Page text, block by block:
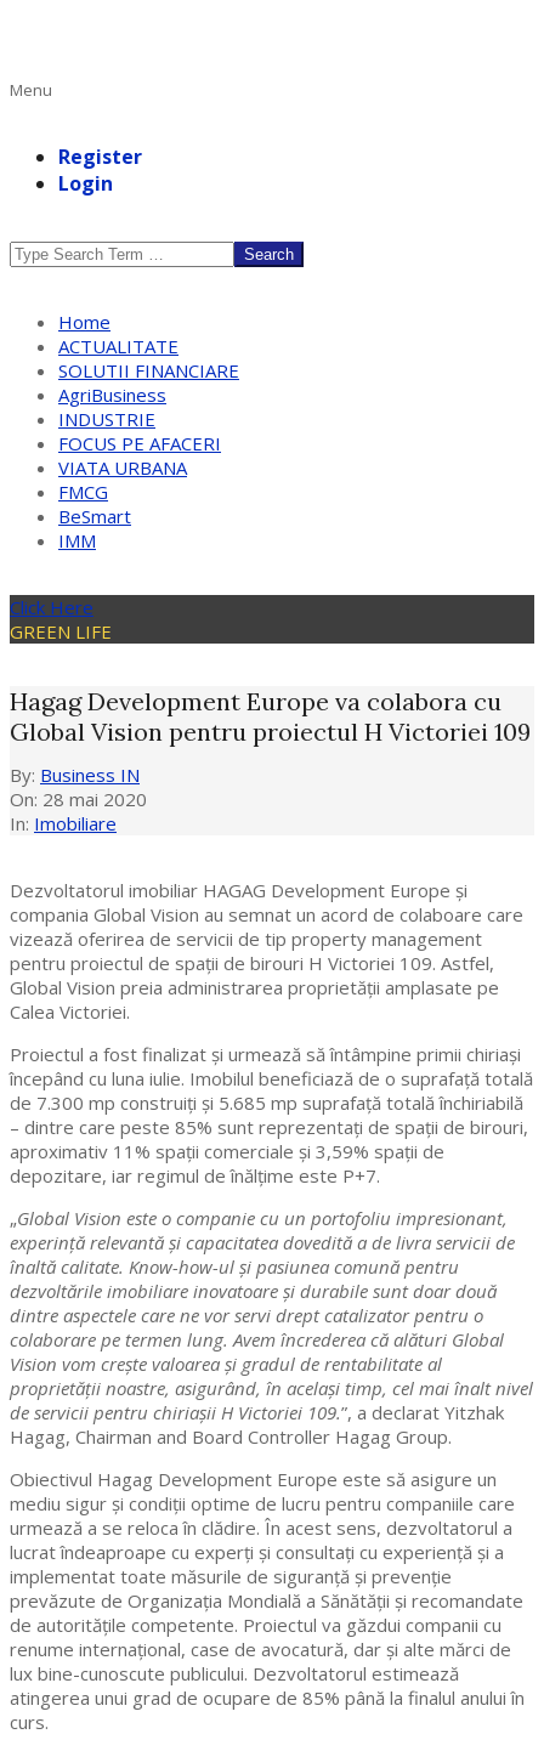
Primary
Menu
Register
Login
Search
Home
ACTUALITATE
SOLUTII FINANCIARE
AgriBusiness
INDUSTRIE
FOCUS PE AFACERI
VIATA URBANA
FMCG
BeSmart
IMM
Click Here
GREEN LIFE
Hagag Development Europe va colabora cu
Global Vision pentru proiectul H Victoriei 109
By: Business IN
On: 28 mai 2020
In: Imobiliare
Dezvoltatorul imobiliar HAGAG Development Europe și
compania Global Vision au semnat un acord de colaboare care
vizează oferirea de servicii de tip property management
pentru proiectul de spații de birouri H Victoriei 109. Astfel,
Global Vision preia administrarea proprietății amplasate pe
Calea Victoriei.
Proiectul a fost finalizat și urmează să întâmpine primii chiriași
începând cu luna iulie. Imobilul beneficiază de o suprafață totală
de 7.300 mp construiți și 5.685 mp suprafață totală închiriabilă
– dintre care peste 85% sunt reprezentați de spații de birouri,
aproximativ 11% spații comerciale și 3,59% spații de
depozitare, iar regimul de înălțime este P+7.
„Global Vision este o companie cu un portofoliu impresionant,
experință relevantă și capacitatea dovedită a de livra servicii de
înaltă calitate. Know-how-ul și pasiunea comună pentru
dezvoltările imobiliare inovatoare și durabile sunt doar două
dintre aspectele care ne vor servi drept catalizator pentru o
colaborare pe termen lung. Avem încrederea că alături Global
Vision vom crește valoarea și gradul de rentabilitate al
proprietății noastre, asigurând, în același timp, cel mai înalt nivel
de servicii pentru chiriașii H Victoriei 109.”, a declarat Yitzhak
Hagag, Chairman and Board Controller Hagag Group.
Obiectivul Hagag Development Europe este să asigure un
mediu sigur și condiții optime de lucru pentru companiile care
urmează a se reloca în clădire. În acest sens, dezvoltatorul a
lucrat îndeaproape cu experți și consultați cu experiență și a
implementat toate măsurile de siguranță și prevenție
prevăzute de Organizația Mondială a Sănătății și recomandate
de autoritățile competente. Proiectul va găzdui companii cu
renume internațional, case de avocatură, dar și alte mărci de
lux bine-cunoscute publicului. Dezvoltatorul estimează
atingerea unui grad de ocupare de 85% până la finalul anului în
curs.